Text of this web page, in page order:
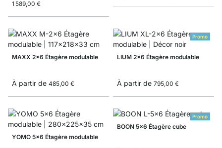
1 589,00 €
MAXX 2x6 Étagère modulable
À partir de 485,00 €
Promo
LIUM 2x6 Étagère modulable
À partir de 795,00 €
YOMO 5x6 Étagère modulable
Promo
BOON 5x6 Étagère cube